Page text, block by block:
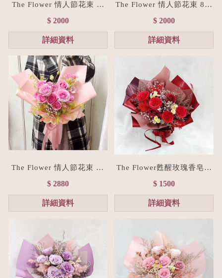
The Flower 情人節花束 粉
玫瑰花束(台北花店/花禮訂
$ 2000
詳細資料
The Flower 情人節花束 8朵
粉玫瑰花束(台北花店/花禮
訂製)
$ 2000
詳細資料
The Flower 情人節花束 15
朵粉玫瑰花束(台北花店/花
禮訂製)
$ 2880
詳細資料
The Flower甦醒玫瑰香皂花
束M size(贈禮物提袋/全台
宅配）經典紅
$ 1500
詳細資料